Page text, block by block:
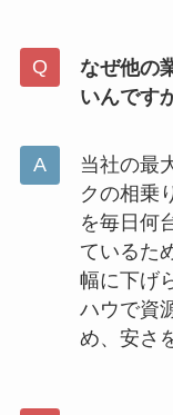
なぜ他の
いんです
当社の最
クの相乗
を毎日何
ているた
幅に下げ
ハウで資
め、安さ